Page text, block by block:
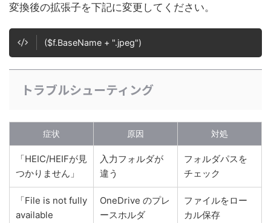
変換後の拡張子を下記に変更してください。
($f.BaseName + ".jpeg")
トラブルシューティング
症状 原因 対処
「HEIC/HEIFが見
つかりません」
入力フォルダが
違う
フォルダパスを
チェック
「File is not fully
available
OneDrive のプレ
ースホルダ
ファイルをロー
カル保存